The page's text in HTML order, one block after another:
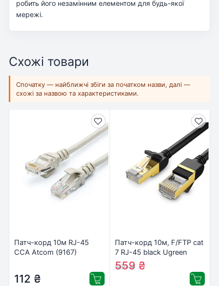
робить його незамінним елементом для будь-якої
мережі.
Схожі товари
Спочатку — найближчі збіги за початком назви, далі —
схожі за назвою та характеристиками.
Патч-корд 10м RJ-45
CCA Atcom (9167)
112 ₴
Патч-корд 10м, F/FTP cat
7 RJ-45 black Ugreen
(U_11273)
589₴
559 ₴